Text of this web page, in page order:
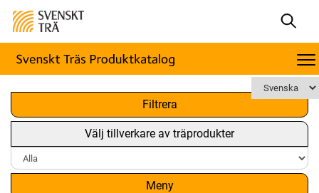
Filtrera
Välj tillverkare av träprodukter
Meny
x